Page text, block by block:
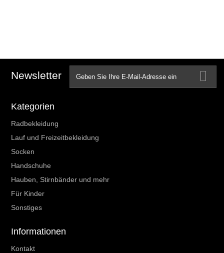
Newsletter
Kategorien
Radbekleidung
Lauf und Freizeitbekleidung
Socken
Handschuhe
Hauben, Stirnbänder und mehr
Für Kinder
Sonstiges
Informationen
Kontakt